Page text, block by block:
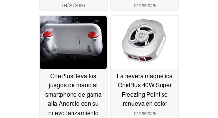
04/29/2026 04/29/2026
OnePlus lleva los
juegos de mano al
smartphone de gama
alta Android con su
nuevo lanzamiento
La nevera magnética
OnePlus 40W Super
Freezing Point se
renueva en color
04/28/2026